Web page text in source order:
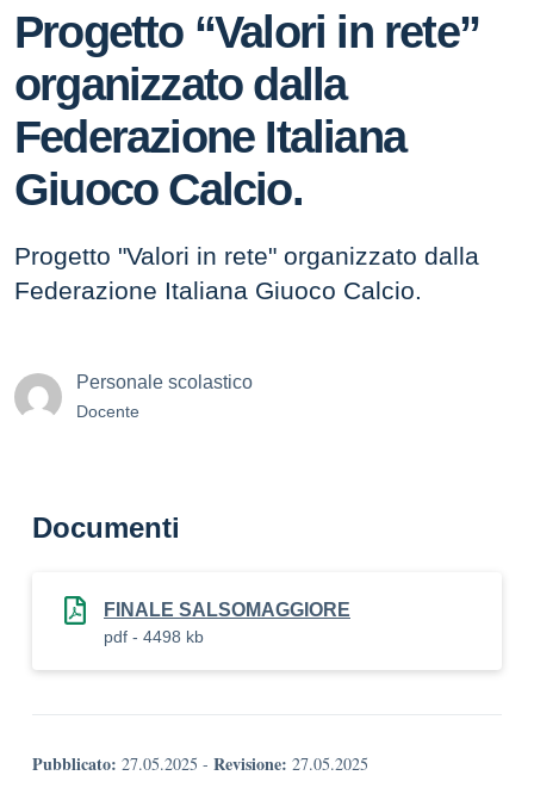
Progetto “Valori in rete”
organizzato dalla
Federazione Italiana
Giuoco Calcio.
Progetto "Valori in rete" organizzato dalla
Federazione Italiana Giuoco Calcio.
Personale scolastico
Docente
Documenti
FINALE SALSOMAGGIORE
pdf - 4498 kb
Pubblicato: 27.05.2025 - Revisione: 27.05.2025